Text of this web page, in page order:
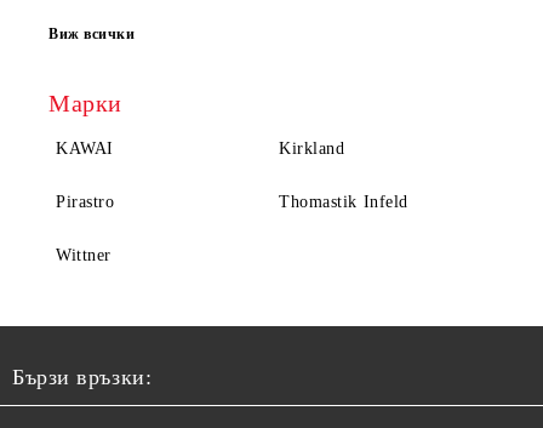
Виж всички
Марки
KAWAI Kirkland
Pirastro Thomastik Infeld
Wittner
Бързи връзки: